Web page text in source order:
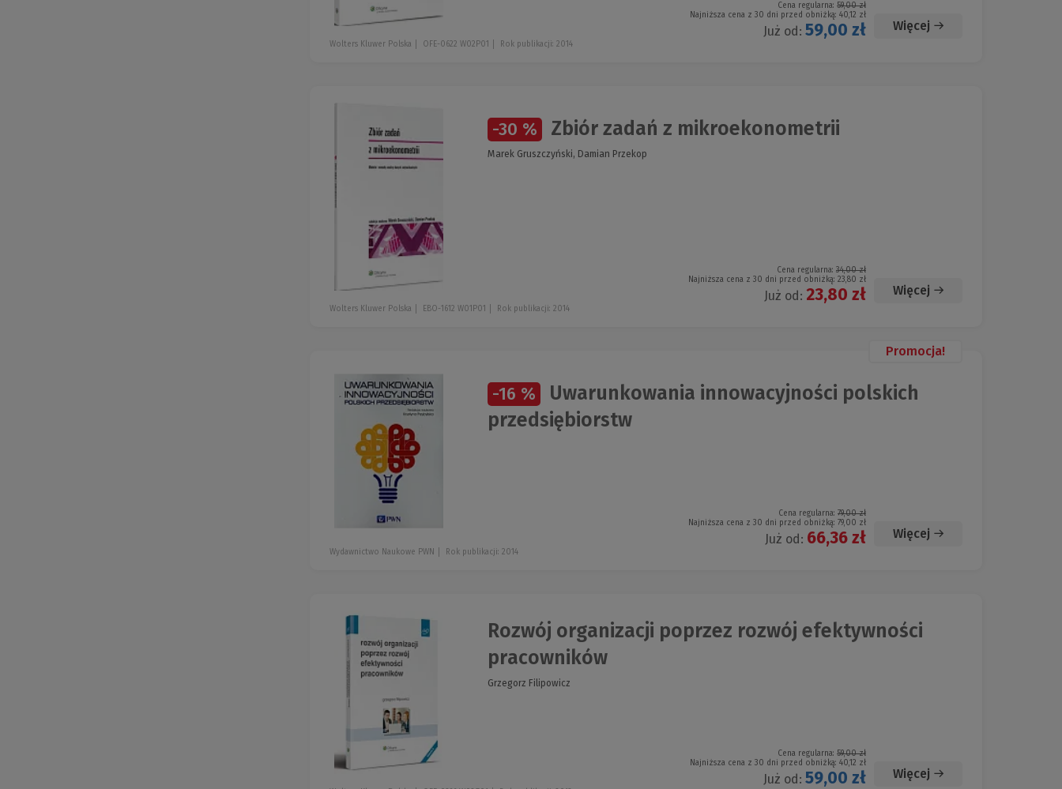
Cena regularna: 59,00 zł
Najniższa cena z 30 dni przed obniżką: 40,12 zł
Już od: 59,00 zł Więcej
Wolters Kluwer Polska OFE-0622 W02P01 Rok publikacji: 2014
-30 % Zbiór zadań z mikroekonometrii
Marek Gruszczyński, Damian Przekop
Cena regularna: 34,00 zł
Najniższa cena z 30 dni przed obniżką: 23,80 zł
Już od: 23,80 zł Więcej
Wolters Kluwer Polska EBO-1612 W01P01 Rok publikacji: 2014
Promocja!
-16 %
Uwarunkowania innowacyjności polskich
przedsiębiorstw
Cena regularna: 79,00 zł
Najniższa cena z 30 dni przed obniżką: 79,00 zł
Już od: 66,36 zł Więcej
Wydawnictwo Naukowe PWN Rok publikacji: 2014
Rozwój organizacji poprzez rozwój efektywności
pracowników
Grzegorz Filipowicz
Cena regularna: 59,00 zł
Najniższa cena z 30 dni przed obniżką: 40,12 zł
Już od: 59,00 zł Więcej